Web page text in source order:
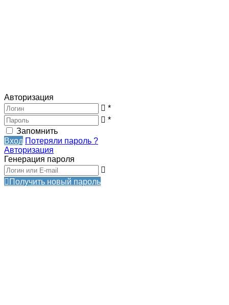
Авторизация
*
*
Запомнить
Вход Потеряли пароль ?
Авторизация
Генерация пароля
Получить новый пароль